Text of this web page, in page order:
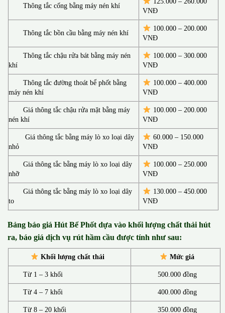
Thông tắc cống bằng máy nén khí
VNĐ
Thông tắc bồn cầu bằng máy nén khí
100.000 – 200.000
VNĐ
Thông tắc chậu rửa bát bằng máy nén
khí
100.000 – 300.000
VNĐ
Thông tắc đường thoát bể phốt bằng
máy nén khí
100.000 – 400.000
VNĐ
Giá thông tắc chậu rửa mặt bằng máy
nén khí
100.000 – 200.000
VNĐ
Giá thông tắc bằng máy lò xo loại dây
nhỏ
60.000 – 150.000
VNĐ
Giá thông tắc bằng máy lò xo loại dây
nhỡ
100.000 – 250.000
VNĐ
Giá thông tắc bằng máy lò xo loại dây
to
130.000 –450.000
VNĐ
Bảng báo giá Hút Bể Phốt dựa vào khối lượng chất thải hút
ra, báo giá dịch vụ rút hầm cầu được tính như sau:
Khối lượng chất thải Mức giá
Từ 1 – 3 khối 500.000 đồng
Từ 4 – 7 khối 400.000 đồng
Từ 8 – 20 khối 350.000 đồng